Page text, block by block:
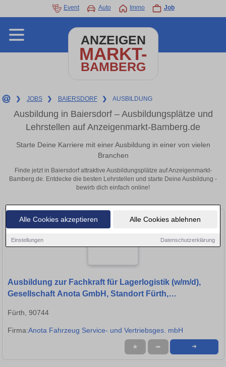
Alle Cookies akzeptieren Alle Cookies ablehnen
Einstellungen Datenschutzerklärung
Event Auto Immo Job
ANZEIGEN
MARKT-
BAMBERG
❯ JOBS ❯ BAIERSDORF ❯ AUSBILDUNG
Ausbildung in Baiersdorf – Ausbildungsplätze und
Lehrstellen auf Anzeigenmarkt-Bamberg.de
Starte Deine Karriere mit einer Ausbildung in einer von vielen
Branchen
Finde jetzt in Baiersdorf attraktive Ausbildungsplätze auf Anzeigenmarkt-
Bamberg.de. Entdecke die besten Lehrstellen und starte Deine Ausbildung -
bewirb dich einfach online!
Ausbildung zur Fachkraft für Lagerlogistik (w/m/d),
Gesellschaft Anota GmbH, Standort Fürth,
Fürth, 90744
Firma:Anota Fahrzeug Service- und Vertriebsges. mbH
★ ➦ ➜